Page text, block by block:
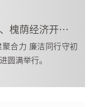
天岳先进与槐荫区纪委监委、槐荫经济开发区纪检监察工委携手开启廉洁共建新征
合力 廉洁同行守初
圆满举行。